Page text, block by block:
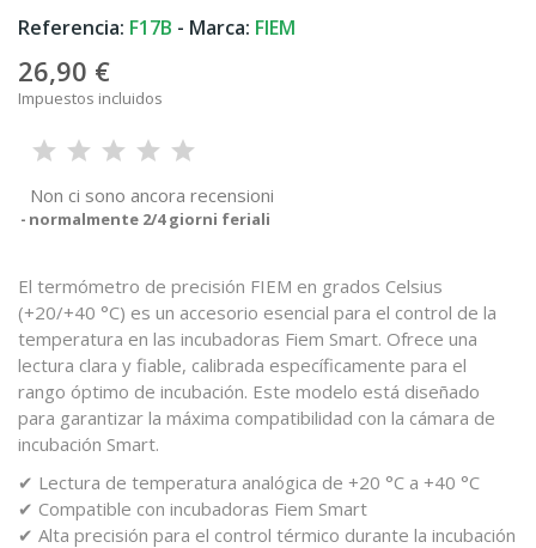
Referencia: F17B - Marca: FIEM
26,90 €
Impuestos incluidos
Non ci sono ancora recensioni
normalmente 2/4 giorni feriali
El termómetro de precisión FIEM en grados Celsius
(+20/+40 °C) es un accesorio esencial para el control de la
temperatura en las incubadoras Fiem Smart. Ofrece una
lectura clara y fiable, calibrada específicamente para el
rango óptimo de incubación. Este modelo está diseñado
para garantizar la máxima compatibilidad con la cámara de
incubación Smart.
✔ Lectura de temperatura analógica de +20 °C a +40 °C
✔ Compatible con incubadoras Fiem Smart
✔ Alta precisión para el control térmico durante la incubación